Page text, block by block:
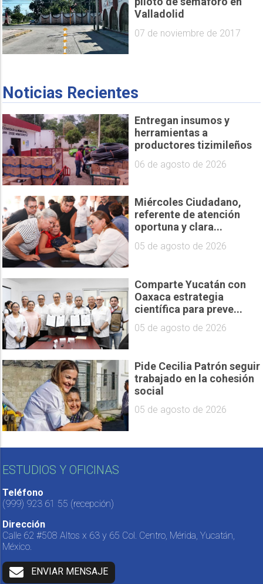
Valladolid
07 de noviembre de 2017
Noticias Recientes
Entregan insumos y
herramientas a
productores tizimileños
06 de agosto de 2026
Miércoles Ciudadano,
referente de atención
oportuna y clara...
05 de agosto de 2026
Comparte Yucatán con
Oaxaca estrategia
científica para preve...
05 de agosto de 2026
Pide Cecilia Patrón seguir
trabajado en la cohesión
social
05 de agosto de 2026
ESTUDIOS Y OFICINAS
Teléfono
(999) 923 61 55 (recepción)
Dirección
Calle 62 #508 Altos x 63 y 65 Col. Centro, Mérida, Yucatán,
México.
ENVIAR MENSAJE